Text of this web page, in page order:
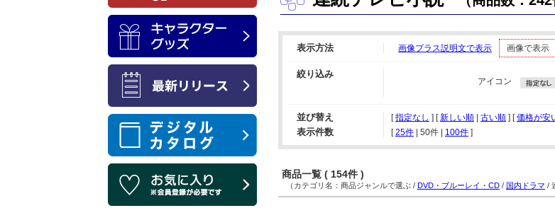
表示方法 画像プラス説明文で表示 画像で表示
絞り込み
アイコン
並び替え [指定なし ] [新しい順 古い順 ] [価格が安
表示件数 [ 25件 50件 100件 ]
商品一覧 ( 154件 )
（カテゴリ名：商品ジャンルで選ぶ / DVD・ブルーレイ・CD / 国内ドラマ /